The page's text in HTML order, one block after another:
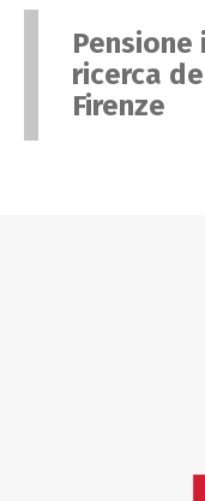
Pensione
ricerca
Firenze